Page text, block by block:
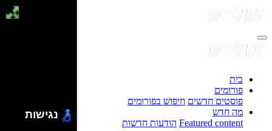
בית
פורומים
פוסטים חדשים חיפוש בפורומים
מה חדש
Featured content הודעות חדשות
נגישות